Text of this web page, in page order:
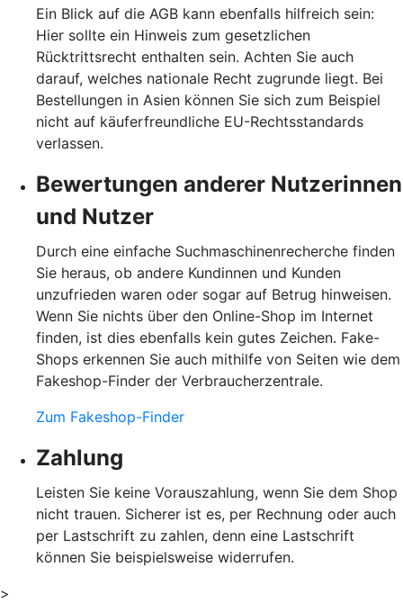
Ein Blick auf die AGB kann ebenfalls hilfreich sein:
Hier sollte ein Hinweis zum gesetzlichen
Rücktrittsrecht enthalten sein. Achten Sie auch
darauf, welches nationale Recht zugrunde liegt. Bei
Bestellungen in Asien können Sie sich zum Beispiel
nicht auf käuferfreundliche EU-Rechtsstandards
verlassen.
Bewertungen anderer Nutzerinnen
und Nutzer
Durch eine einfache Suchmaschinenrecherche finden
Sie heraus, ob andere Kundinnen und Kunden
unzufrieden waren oder sogar auf Betrug hinweisen.
Wenn Sie nichts über den Online-Shop im Internet
finden, ist dies ebenfalls kein gutes Zeichen. Fake-
Shops erkennen Sie auch mithilfe von Seiten wie dem
Fakeshop-Finder der Verbraucherzentrale.
Zum Fakeshop-Finder
Zahlung
Leisten Sie keine Vorauszahlung, wenn Sie dem Shop
nicht trauen. Sicherer ist es, per Rechnung oder auch
per Lastschrift zu zahlen, denn eine Lastschrift
können Sie beispielsweise widerrufen.
>